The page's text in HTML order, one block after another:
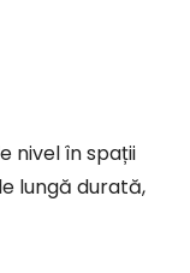
lungă durată,